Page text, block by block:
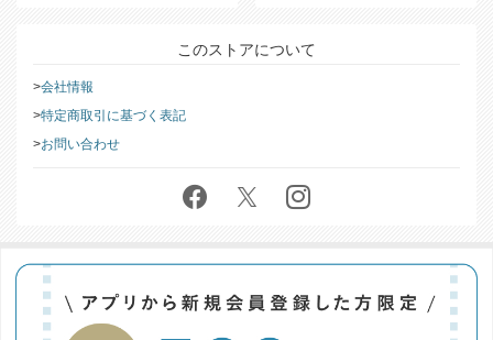
このストアについて
会社情報
特定商取引に基づく表記
お問い合わせ